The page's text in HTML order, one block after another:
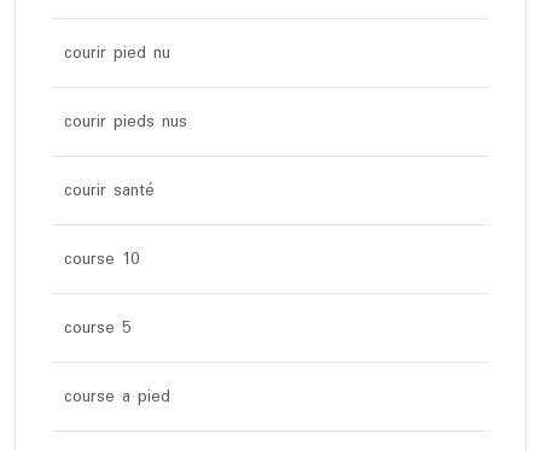
courir pied nu
courir pieds nus
courir santé
course 10
course 5
course a pied